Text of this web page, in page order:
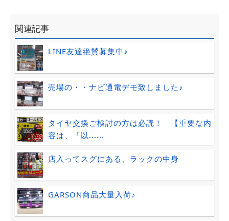
関連記事
LINE友達絶賛募集中♪
売場の・・ナビ通電デモ致しました♪
タイヤ交換ご検討の方は必読！ 【重要な内
容は、「以......
店入ってスグにある、ラックの中身
GARSON商品大量入荷♪